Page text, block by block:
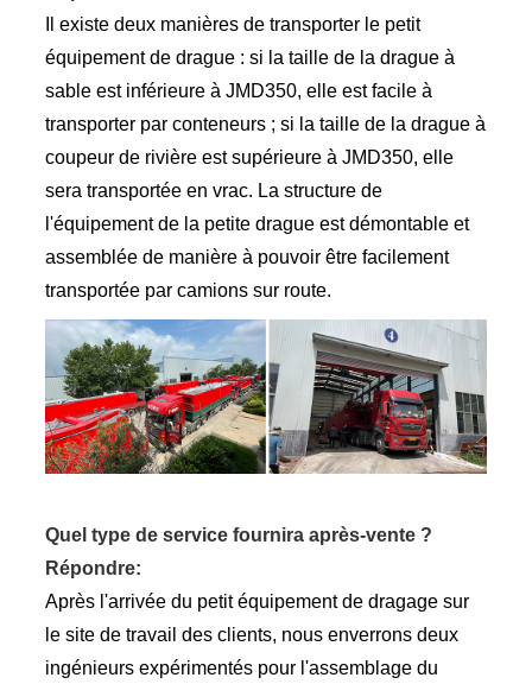
Il existe deux manières de transporter le petit
équipement de drague : si la taille de la drague à
sable est inférieure à JMD350, elle est facile à
transporter par conteneurs ; si la taille de la drague à
coupeur de rivière est supérieure à JMD350, elle
sera transportée en vrac. La structure de
l'équipement de la petite drague est démontable et
assemblée de manière à pouvoir être facilement
transportée par camions sur route.
Quel type de service fournira après-vente ?
Répondre:
Après l'arrivée du petit équipement de dragage sur
le site de travail des clients, nous enverrons deux
ingénieurs expérimentés pour l'assemblage du